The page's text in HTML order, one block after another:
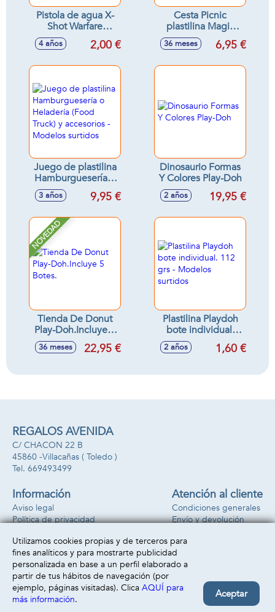
Pistola de agua X-
Shot Warfare
pequeña 12cm -
Modelos surtidos
4 años 2,00 €
Cesta Picnic
plastilina Magic
Dough con
accesorios
36 meses 6,95 €
Juego de plastilina
Hamburguesería o
Heladería (Food
Truck) y accesorios
3 años 9,95 €
Dinosaurio Formas
Y Colores Play-Doh
2 años 19,95 €
NOVEDAD
Tienda De Donut
Play-Doh.Incluye 5
Botes.
36 meses 22,95 €
Plastilina Playdoh
bote individual.
112 grs - Modelos
surtidos
2 años 1,60 €
REGALOS AVENIDA
C/ CHACON 22 B
45860 -Villacañas ( Toledo )
669493499
Información
Aviso legal
Política de privacidad
Atención al cliente
Condiciones generales
Envío y devolución
Formas de pago
Utilizamos cookies propias y de terceros para
fines analíticos y para mostrarte publicidad
personalizada en base a un perfil elaborado a
partir de tus hábitos de navegación (por
ejemplo, páginas visitadas). Clica AQUÍ para
más información. Aceptar